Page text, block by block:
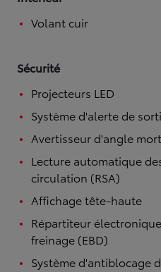
Volant cuir
Sécurité
Projecteurs LED
Système d'alerte de
Avertisseur d'angle
Lecture automatique
circulation (RSA)
Affichage tête-haute
Répartiteur
freinage (EBD)
Système d'antiblocage